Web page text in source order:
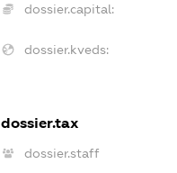
dossier.capital:
dossier.kveds:
dossier.tax
dossier.staff